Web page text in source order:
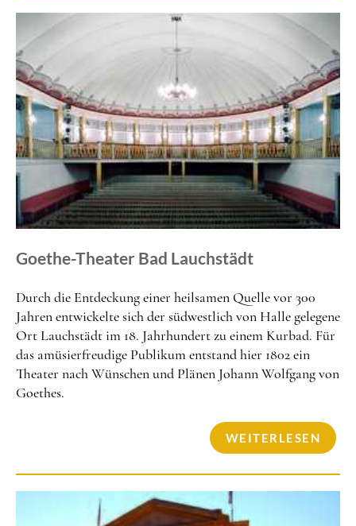
Goethe-Theater Bad Lauchstädt
Durch die Entdeckung einer heilsamen Quelle vor 300
Jahren entwickelte sich der südwestlich von Halle gelegene
Ort Lauchstädt im 18. Jahrhundert zu einem Kurbad. Für
das amüsierfreudige Publikum entstand hier 1802 ein
Theater nach Wünschen und Plänen Johann Wolfgang von
Goethes.
WEITERLESEN